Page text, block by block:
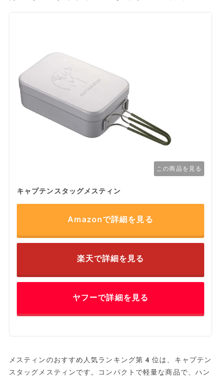
この商品を見る
キャプテンスタッグメスティン
Amazonで詳細を見る
楽天で詳細を見る
ヤフーで詳細を見る
メスティンのおすすめ人気ランキング第4位は、キャプテン
スタッグメスティンです。コンパクトで軽量な商品で、ハン